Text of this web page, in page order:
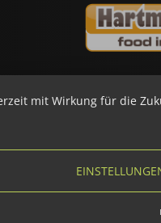
mit Wirkung für die